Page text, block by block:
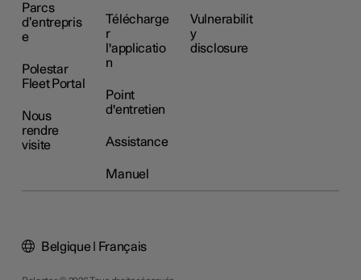
Parcs
d’entrepris
e
Polestar
Fleet Portal
Nous
rendre
visite
Télécharge
r
l'applicatio
n
Point
d'entretien
Assistance
Manuel
Vulnerabilit
y
disclosure
Belgique | Français